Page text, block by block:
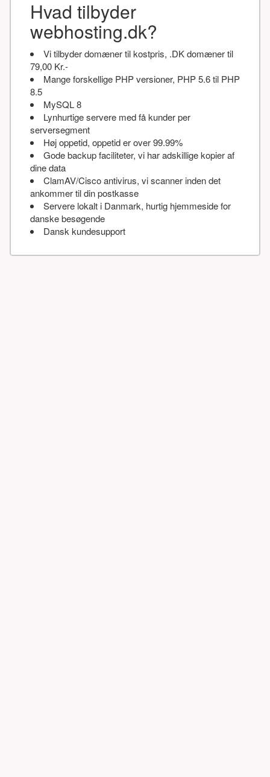
Hvad tilbyder
webhosting.dk?
Vi tilbyder domæner til kostpris, .DK domæner til
79,00 Kr.-
Mange forskellige PHP versioner, PHP 5.6 til PHP
8.5
MySQL 8
Lynhurtige servere med få kunder per
serversegment
Høj oppetid, oppetid er over 99.99%
Gode backup faciliteter, vi har adskillige kopier af
dine data
ClamAV/Cisco antivirus, vi scanner inden det
ankommer til din postkasse
Servere lokalt i Danmark, hurtig hjemmeside for
danske besøgende
Dansk kundesupport